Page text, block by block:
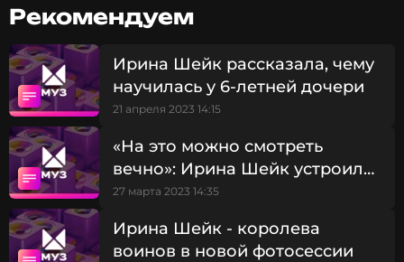
Шейк впервые стала мамой в 2019 году. Звезда и
ее бывший возлюбленный голливудский актер
Брэдли Купер воспитывают дочь Лею.
Фото: социальные сети Ирины Шейк, Татьяны
Петенковой
Читайте нас в МАКСе, чтобы
оставаться в курсе событий
ПОДПИСАТЬСЯ
Рекомендуем
Ирина Шейк рассказала, чему
научилась у 6-летней дочери
21 апреля 2023 14:15
«На это можно смотреть
вечно»: Ирина Шейк устроила
фотосессию в бикини
27 марта 2023 14:35
Ирина Шейк - королева
воинов в новой фотосессии